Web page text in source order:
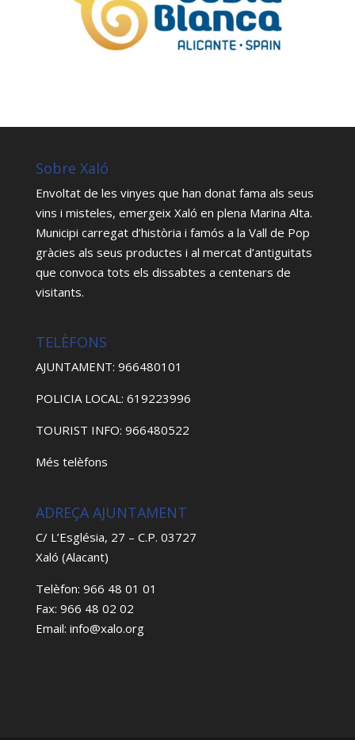
Sobre Xaló
Envoltat de les vinyes que han donat fama als seus
vins i misteles, emergeix Xaló en plena Marina Alta.
Municipi carregat d’història i famós a la Vall de Pop
gràcies als seus productes i al mercat d’antiguitats
que convoca tots els dissabtes a centenars de
visitants.
TELÈFONS
AJUNTAMENT: 966480101
POLICIA LOCAL: 619223996
TOURIST INFO: 966480522
Més telèfons
ADREÇA AJUNTAMENT
C/ L’Església, 27 – C.P. 03727
Xaló (Alacant)
Telèfon: 966 48 01 01
Fax: 966 48 02 02
Email: info@xalo.org